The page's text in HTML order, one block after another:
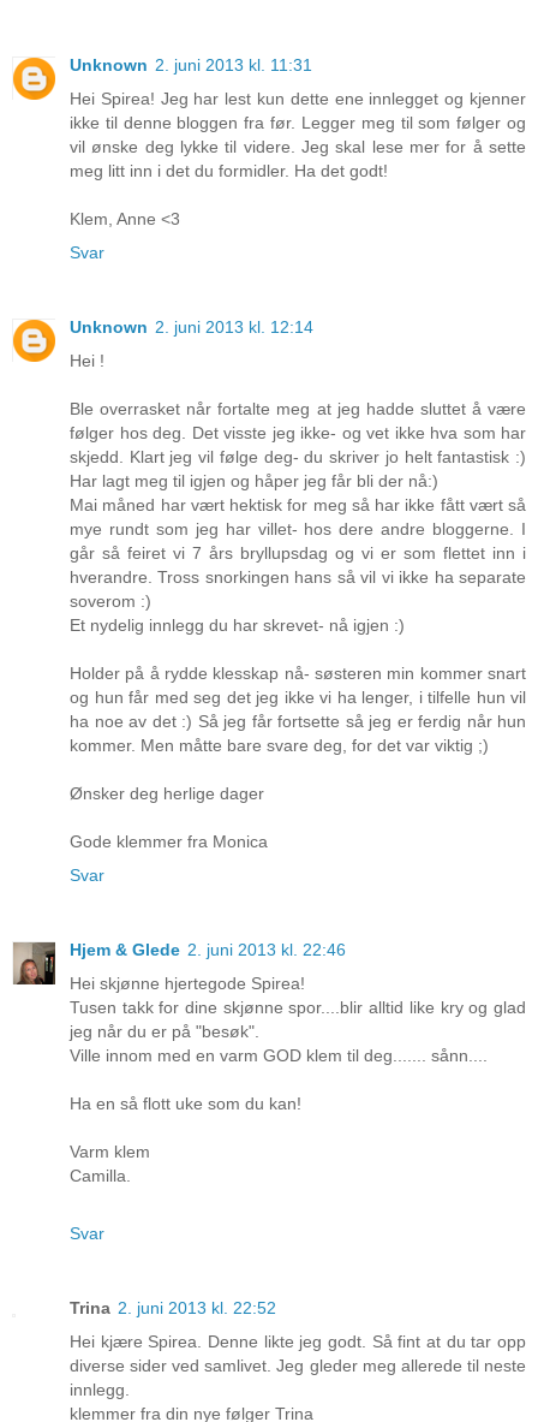
Unknown 2. juni 2013 kl. 11:31
Hei Spirea! Jeg har lest kun dette ene innlegget og kjenner
ikke til denne bloggen fra før. Legger meg til som følger og
vil ønske deg lykke til videre. Jeg skal lese mer for å sette
meg litt inn i det du formidler. Ha det godt!
Klem, Anne <3
Svar
Unknown 2. juni 2013 kl. 12:14
Hei !
Ble overrasket når fortalte meg at jeg hadde sluttet å være
følger hos deg. Det visste jeg ikke- og vet ikke hva som har
skjedd. Klart jeg vil følge deg- du skriver jo helt fantastisk :)
Har lagt meg til igjen og håper jeg får bli der nå:)
Mai måned har vært hektisk for meg så har ikke fått vært så
mye rundt som jeg har villet- hos dere andre bloggerne. I
går så feiret vi 7 års bryllupsdag og vi er som flettet inn i
hverandre. Tross snorkingen hans så vil vi ikke ha separate
soverom :)
Et nydelig innlegg du har skrevet- nå igjen :)
Holder på å rydde klesskap nå- søsteren min kommer snart
og hun får med seg det jeg ikke vi ha lenger, i tilfelle hun vil
ha noe av det :) Så jeg får fortsette så jeg er ferdig når hun
kommer. Men måtte bare svare deg, for det var viktig ;)
Ønsker deg herlige dager
Gode klemmer fra Monica
Svar
Hjem & Glede 2. juni 2013 kl. 22:46
Hei skjønne hjertegode Spirea!
Tusen takk for dine skjønne spor....blir alltid like kry og glad
jeg når du er på "besøk".
Ville innom med en varm GOD klem til deg....... sånn....
Ha en så flott uke som du kan!
Varm klem
Camilla.
Svar
Trina 2. juni 2013 kl. 22:52
Hei kjære Spirea. Denne likte jeg godt. Så fint at du tar opp
diverse sider ved samlivet. Jeg gleder meg allerede til neste
innlegg.
klemmer fra din nye følger Trina